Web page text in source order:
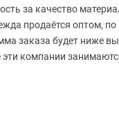
за качество
продаётся оптом,
заказа будет ниже
компании